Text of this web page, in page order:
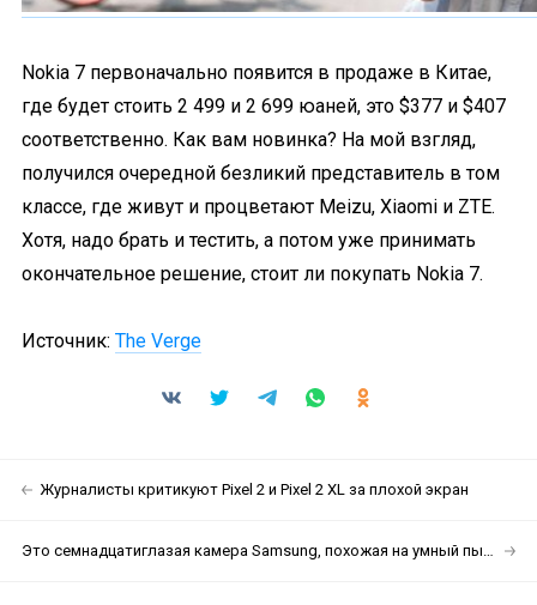
Nokia 7 первоначально появится в продаже в Китае,
где будет стоить 2 499 и 2 699 юаней, это $377 и $407
соответственно. Как вам новинка? На мой взгляд,
получился очередной безликий представитель в том
классе, где живут и процветают Meizu, Xiaomi и ZTE.
Хотя, надо брать и тестить, а потом уже принимать
окончательное решение, стоит ли покупать Nokia 7.
Источник: The Verge
Журналисты критикуют Pixel 2 и Pixel 2 XL за плохой экран
Это семнадцатиглазая камера Samsung, похожая на умный пылесос